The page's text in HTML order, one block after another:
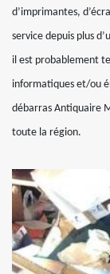
d’imprimantes,
service depuis plus
il est probablement
informatiques et/ou
débarras Antiquaire
toute la région.